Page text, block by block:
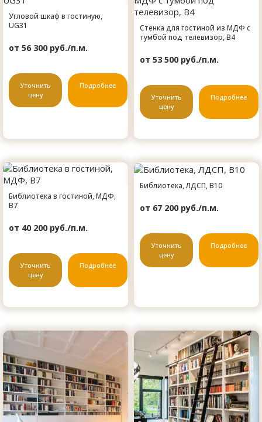
Угловой шкаф в гостиную,
UG31
от 56 300 руб./п.м.
Уточнить
цену
Подробнее
Стенка для гостиной из МДФ с
тумбой под телевизор, B4
от 53 500 руб./п.м.
Уточнить
цену
Подробнее
Библиотека в гостиной, МДФ,
B7
от 40 200 руб./п.м.
Уточнить
цену
Подробнее
Библиотека, ЛДСП, B10
от 67 200 руб./п.м.
Уточнить
цену
Подробнее